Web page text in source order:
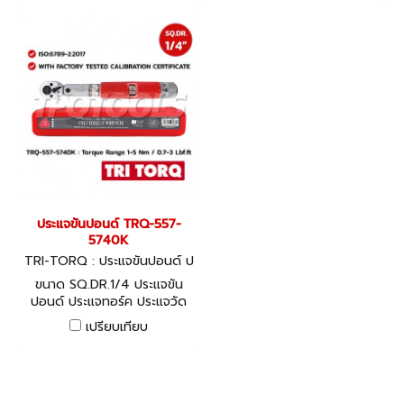
ประแจขันปอนด์ TRQ-557-
5740K
TRI-TORQ : ประแจขันปอนด์ ป
ระแจทอร์ค ประแจวัดแรงบิด TR
Q-557-5740K
ขนาด SQ.DR.1/4 ประแจขัน
ปอนด์ ประแจทอร์ค ประแจวัด
แรงบิด Ajustable Torque
Wrench
เปรียบเทียบ